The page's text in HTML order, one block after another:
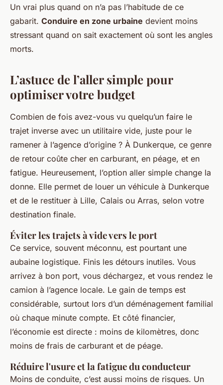
Un vrai plus quand on n’a pas l’habitude de ce
gabarit. Conduire en zone urbaine devient moins
stressant quand on sait exactement où sont les angles
morts.
L’astuce de l’aller simple pour
optimiser votre budget
Combien de fois avez-vous vu quelqu’un faire le
trajet inverse avec un utilitaire vide, juste pour le
ramener à l’agence d’origine ? À Dunkerque, ce genre
de retour coûte cher en carburant, en péage, et en
fatigue. Heureusement, l’option aller simple change la
donne. Elle permet de louer un véhicule à Dunkerque
et de le restituer à Lille, Calais ou Arras, selon votre
destination finale.
Éviter les trajets à vide vers le port
Ce service, souvent méconnu, est pourtant une
aubaine logistique. Finis les détours inutiles. Vous
arrivez à bon port, vous déchargez, et vous rendez le
camion à l’agence locale. Le gain de temps est
considérable, surtout lors d’un déménagement familial
où chaque minute compte. Et côté financier,
l’économie est directe : moins de kilomètres, donc
moins de frais de carburant et de péage.
Réduire l'usure et la fatigue du conducteur
Moins de conduite, c’est aussi moins de risques. Un